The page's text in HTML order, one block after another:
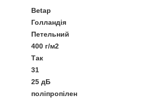
Betap
Голландія
Петельний
400 г/м2
Так
31
25 дБ
поліпропілен